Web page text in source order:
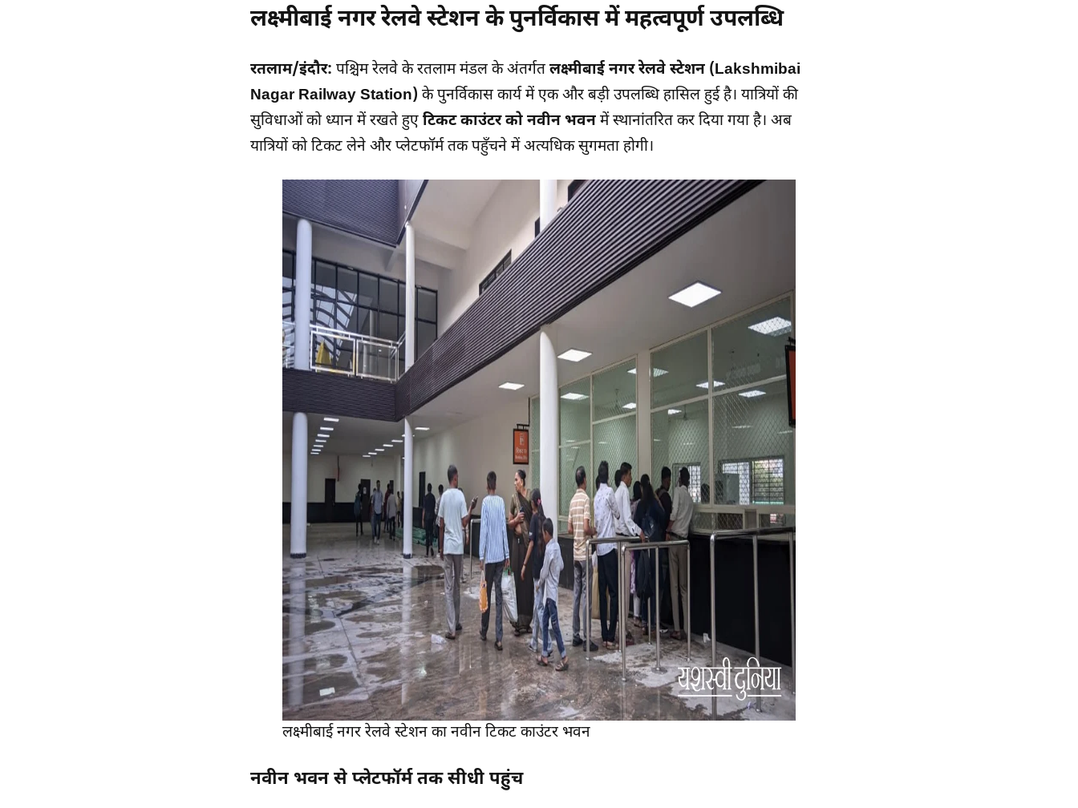
लक्ष्मीबाई नगर रेलवे स्टेशन के पुनर्विकास में महत्वपूर्ण उपलब्धि
रतलाम/इंदौर: पश्चिम रेलवे के रतलाम मंडल के अंतर्गत लक्ष्मीबाई नगर रेलवे स्टेशन (Lakshmibai
Nagar Railway Station) के पुनर्विकास कार्य में एक और बड़ी उपलब्धि हासिल हुई है। यात्रियों की
सुविधाओं को ध्यान में रखते हुए टिकट काउंटर को नवीन भवन में स्थानांतरित कर दिया गया है। अब
यात्रियों को टिकट लेने और प्लेटफॉर्म तक पहुँचने में अत्यधिक सुगमता होगी।
लक्ष्मीबाई नगर रेलवे स्टेशन का नवीन टिकट काउंटर भवन
नवीन भवन से प्लेटफॉर्म तक सीधी पहुंच